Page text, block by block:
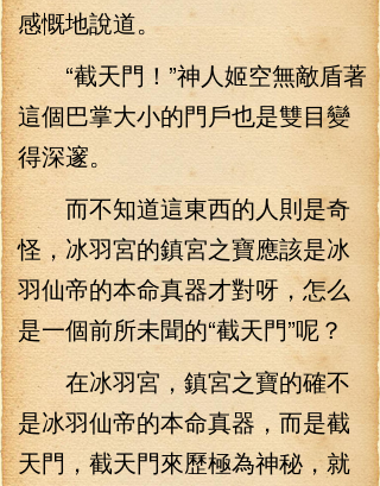
感慨地說道。
“截天門！”神人姬空無敵盾著
這個巴掌大小的門戶也是雙目變
得深邃。
而不知道這東西的人則是奇
怪，冰羽宮的鎮宮之寶應該是冰
羽仙帝的本命真器才對呀，怎么
是一個前所未聞的“截天門”呢？
在冰羽宮，鎮宮之寶的確不
是冰羽仙帝的本命真器，而是截
天門，截天門來歷極為神秘，就